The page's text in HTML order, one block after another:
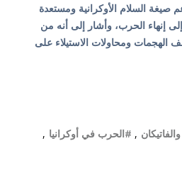
صيغة السلام الأوكرانية ومستعدة
إنهاء الحرب، وأشار إلى أنه من
ومحاولات الاستيلاء على
, #الحرب في أوكرانيا ,